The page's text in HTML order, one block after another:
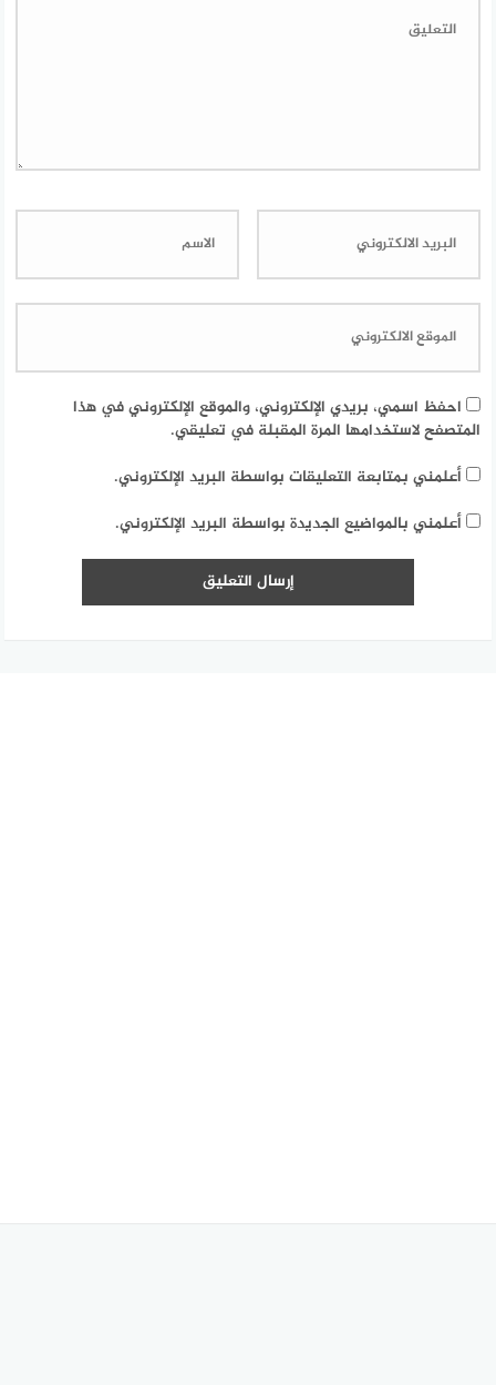
احفظ اسمي، بريدي الإلكتروني، والموقع الإلكتروني في هذا
المتصفح لاستخدامها المرة المقبلة في تعليقي.
أعلمني بمتابعة التعليقات بواسطة البريد الإلكتروني.
أعلمني بالمواضيع الجديدة بواسطة البريد الإلكتروني.